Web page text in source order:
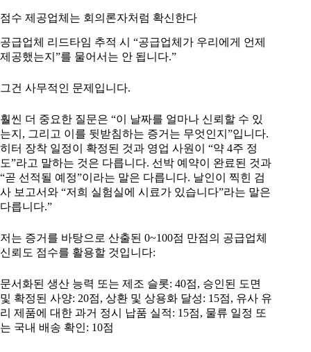
점수 제공업체는 회의론자처럼 확신한다
공급업체 리드타임 추적 시 “공급업체가 우리에게 언제
제공했는지”를 물어서는 안 됩니다.”
그건 사무적인 문제입니다.
훨씬 더 중요한 질문은 “이 날짜를 얼마나 신뢰할 수 있
는지, 그리고 이를 뒷받침하는 증거는 무엇인지”입니다.
히터 장착 일정이 확정된 것과 영업 사원이 “약 4주 정
도”라고 말하는 것은 다릅니다. 선박 예약이 완료된 것과
“곧 선적될 예정”이라는 말은 다릅니다. 날인이 찍힌 검
사 보고서와 “저희 실험실에 시료가 있습니다”라는 말은
다릅니다.”
저는 증거를 바탕으로 산출된 0~100점 만점의 공급업체
신뢰도 점수를 활용할 것입니다:
문서화된 생산 능력 또는 제조 슬롯: 40점, 승인된 도면
및 확정된 사양: 20점, 상환 및 상용화 달성: 15점, 유사 유
리 제품에 대한 과거 정시 납품 실적: 15점, 물류 일정 또
는 국내 배송 확인: 10점